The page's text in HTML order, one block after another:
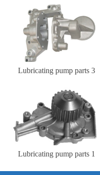
Lubricating pump parts 3
Lubricating pump parts 1